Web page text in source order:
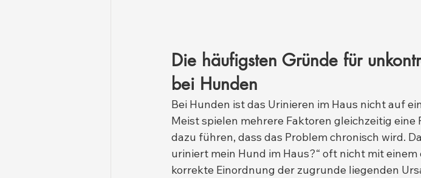
Die häufigsten Gründe für
bei Hunden
Bei Hunden ist das Urinieren im Haus nicht auf
Meist spielen mehrere Faktoren gleichzeitig
dazu führen, dass das Problem chronisch wird.
uriniert mein Hund im Haus?“ oft nicht mit
korrekte Einordnung der zugrunde liegenden